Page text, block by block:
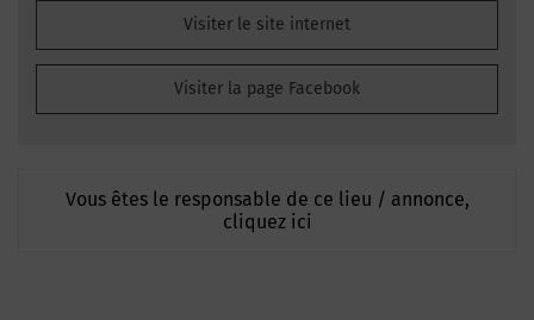
Visiter le site internet
Visiter la page Facebook
Vous êtes le responsable de ce lieu / annonce,
cliquez ici